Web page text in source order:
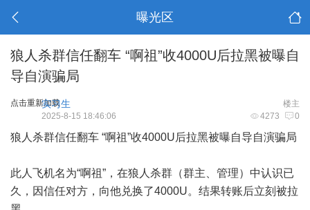
曝光区
狼人杀群信任翻车 “啊祖”收4000U后拉黑被曝自
导自演骗局
点击重新加载 楼主
实习生
4273 0
2025-8-15 18:46:06
狼人杀群信任翻车 “啊祖”收4000U后拉黑被曝自导自演骗局
此人飞机名为“啊祖”，在狼人杀群（群主、管理）中认识已
久，因信任对方，向他兑换了4000U。结果转账后立刻被拉